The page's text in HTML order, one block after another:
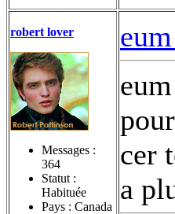
robert lover
Messages :
364
Statut :
Habituée
Pays : Canada
cer
a